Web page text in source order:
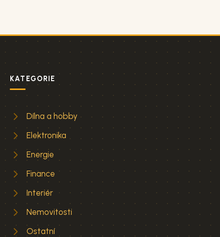
KATEGORIE
Dílna a hobby
Elektronika
Energie
Finance
Interiér
Nemovitosti
Ostatní